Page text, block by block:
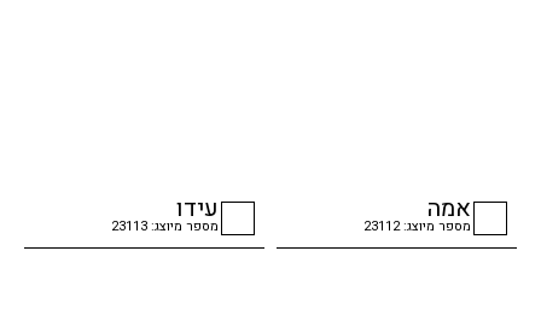
אמה
מספר מיוצג: 23112
עידו
מספר מיוצג: 23113